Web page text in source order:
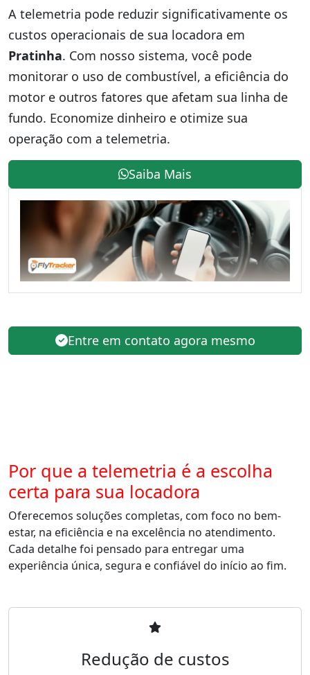
A telemetria pode reduzir significativamente os
custos operacionais de sua locadora em
Pratinha. Com nosso sistema, você pode
monitorar o uso de combustível, a eficiência do
motor e outros fatores que afetam sua linha de
fundo. Economize dinheiro e otimize sua
operação com a telemetria.
Saiba Mais
Entre em contato agora mesmo
Por que a telemetria é a escolha
certa para sua locadora
Oferecemos soluções completas, com foco no bem-
estar, na eficiência e na excelência no atendimento.
Cada detalhe foi pensado para entregar uma
experiência única, segura e confiável do início ao fim.
Redução de custos